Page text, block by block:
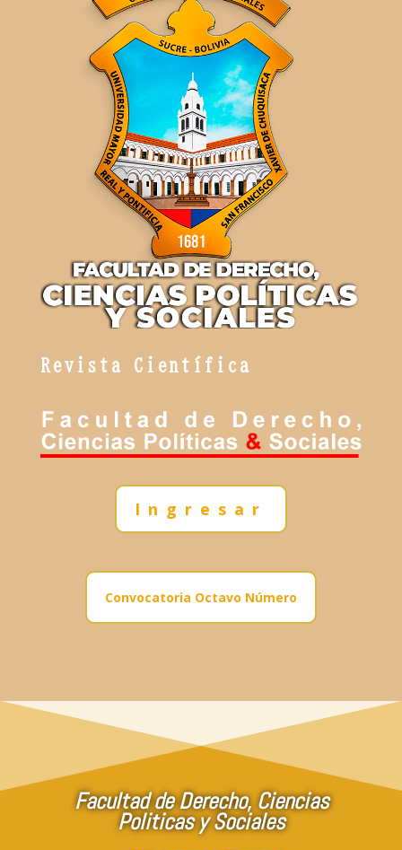
Revista Científica
Ingresar
Convocatoria Octavo Número
Facultad de Derecho, Ciencias
Politicas y Sociales